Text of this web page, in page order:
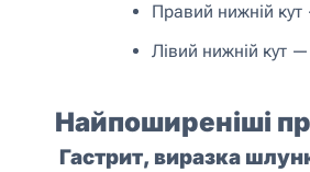
Правий нижній
Лівий нижній кут
Найпоширеніші
Гастрит, виразка